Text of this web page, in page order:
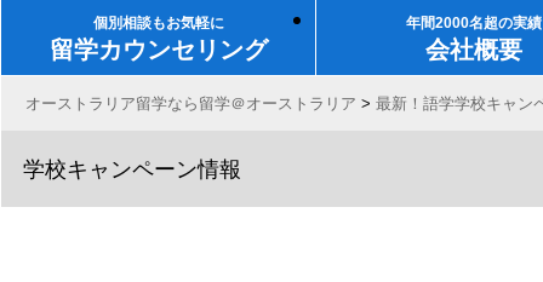
個別相談もお気軽に
留学カウンセリング
年間2000名超の実績
会社概要
オーストラリア留学なら留学＠オーストラリア > 最新！語学学校キャン
学校キャンペーン情報